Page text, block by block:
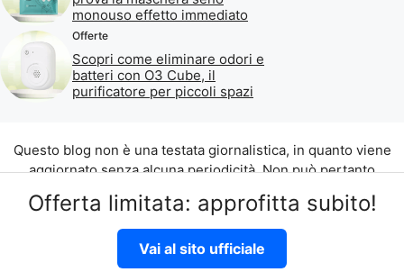
Offerta limitata: approfitta subito!
Vai al sito ufficiale
monouso effetto immediato
Offerte
Scopri come eliminare odori e
batteri con O3 Cube, il
purificatore per piccoli spazi
Questo blog non è una testata giornalistica, in quanto viene
aggiornato senza alcuna periodicità. Non può pertanto
considerarsi un prodotto editoriale ai sensi della legge n. 62
del 07.03.2001.
©2026 di Aliados Srl C.da Piana Romana snc, 90010 Lascari
(PA) P.IVA 07262700821